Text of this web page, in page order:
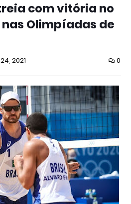
com vitória no
Olimpíadas de
2021 0